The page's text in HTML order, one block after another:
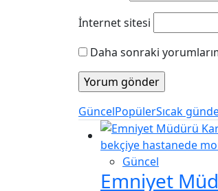
İnternet sitesi
Daha sonraki
GüncelPopülerSıcak
Güncel
Emniyet